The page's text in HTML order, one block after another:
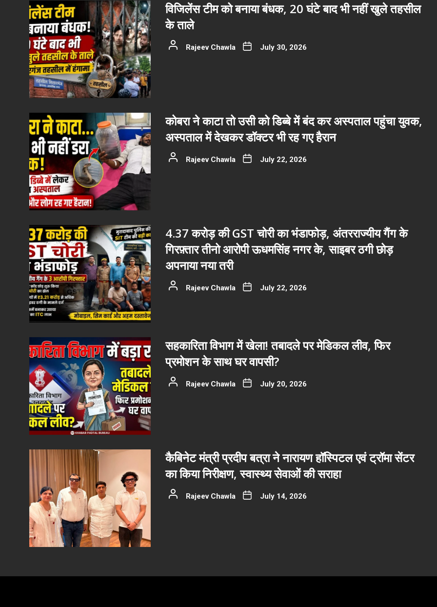
विजिलेंस टीम को बनाया बंधक, 20 घंटे बाद भी नहीं खुले तहसील
के ताले
Rajeev Chawla July 30, 2026
कोबरा ने काटा तो उसी को डिब्बे में बंद कर अस्पताल पहुंचा युवक,
अस्पताल में देखकर डॉक्टर भी रह गए हैरान
Rajeev Chawla July 22, 2026
4.37 करोड़ की GST चोरी का भंडाफोड़, अंतरराज्यीय गैंग के
गिरफ़्तार तीनो आरोपी ऊधमसिंह नगर के, साइबर ठगी छोड़
अपनाया नया तरी
Rajeev Chawla July 22, 2026
सहकारिता विभाग में खेला! तबादले पर मेडिकल लीव, फिर
प्रमोशन के साथ घर वापसी?
Rajeev Chawla July 20, 2026
कैबिनेट मंत्री प्रदीप बत्रा ने नारायण हॉस्पिटल एवं ट्रॉमा सेंटर
का किया निरीक्षण, स्वास्थ्य सेवाओं की सराहा
Rajeev Chawla July 14, 2026